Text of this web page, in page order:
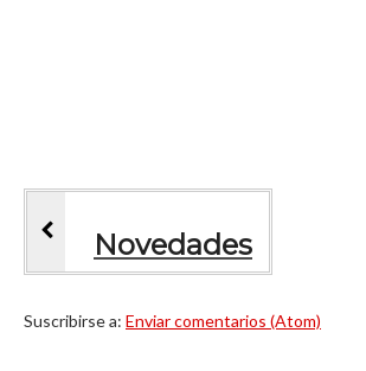
Novedades
Suscribirse a: Enviar comentarios (Atom)